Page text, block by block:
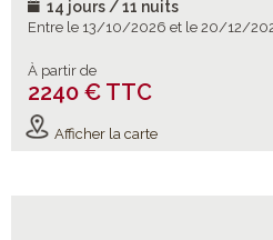
14 jours / 11 nuits
Entre le 13/10/2026 et le 20/12/
À partir de
2240 € TTC
Afficher la carte